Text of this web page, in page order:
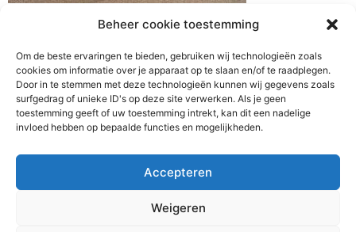
Beheer cookie toestemming
Om de beste ervaringen te bieden, gebruiken wij technologieën zoals
cookies om informatie over je apparaat op te slaan en/of te raadplegen.
Door in te stemmen met deze technologieën kunnen wij gegevens zoals
surfgedrag of unieke ID's op deze site verwerken. Als je geen
toestemming geeft of uw toestemming intrekt, kan dit een nadelige
invloed hebben op bepaalde functies en mogelijkheden.
Accepteren
Weigeren
BOEK HIER